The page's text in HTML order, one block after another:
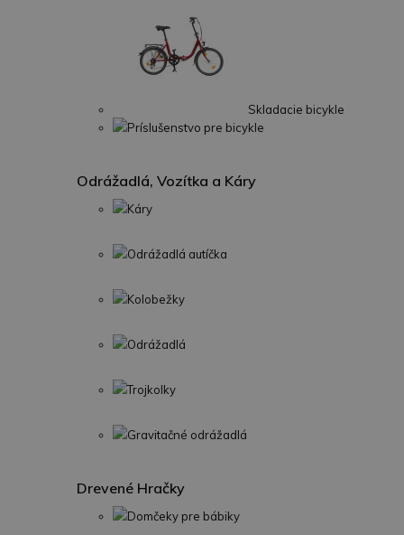
Skladacie bicykle
Príslušenstvo pre bicykle
Odrážadlá, Vozítka a Káry
Káry
Odrážadlá autíčka
Kolobežky
Odrážadlá
Trojkolky
Gravitačné odrážadlá
Drevené Hračky
Domčeky pre bábiky